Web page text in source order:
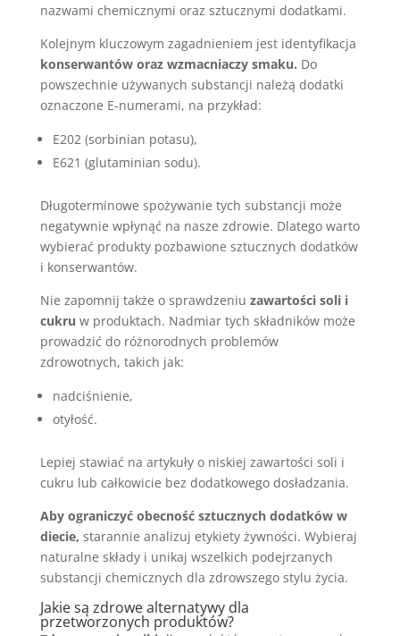
nazwami chemicznymi oraz sztucznymi dodatkami.
Kolejnym kluczowym zagadnieniem jest identyfikacja
konserwantów oraz wzmacniaczy smaku. Do
powszechnie używanych substancji należą dodatki
oznaczone E-numerami, na przykład:
E202 (sorbinian potasu),
E621 (glutaminian sodu).
Długoterminowe spożywanie tych substancji może
negatywnie wpłynąć na nasze zdrowie. Dlatego warto
wybierać produkty pozbawione sztucznych dodatków
i konserwantów.
Nie zapomnij także o sprawdzeniu zawartości soli i
cukru w produktach. Nadmiar tych składników może
prowadzić do różnorodnych problemów
zdrowotnych, takich jak:
nadciśnienie,
otyłość.
Lepiej stawiać na artykuły o niskiej zawartości soli i
cukru lub całkowicie bez dodatkowego dosładzania.
Aby ograniczyć obecność sztucznych dodatków w
diecie, starannie analizuj etykiety żywności. Wybieraj
naturalne składy i unikaj wszelkich podejrzanych
substancji chemicznych dla zdrowszego stylu życia.
Jakie są zdrowe alternatywy dla
przetworzonych produktów?